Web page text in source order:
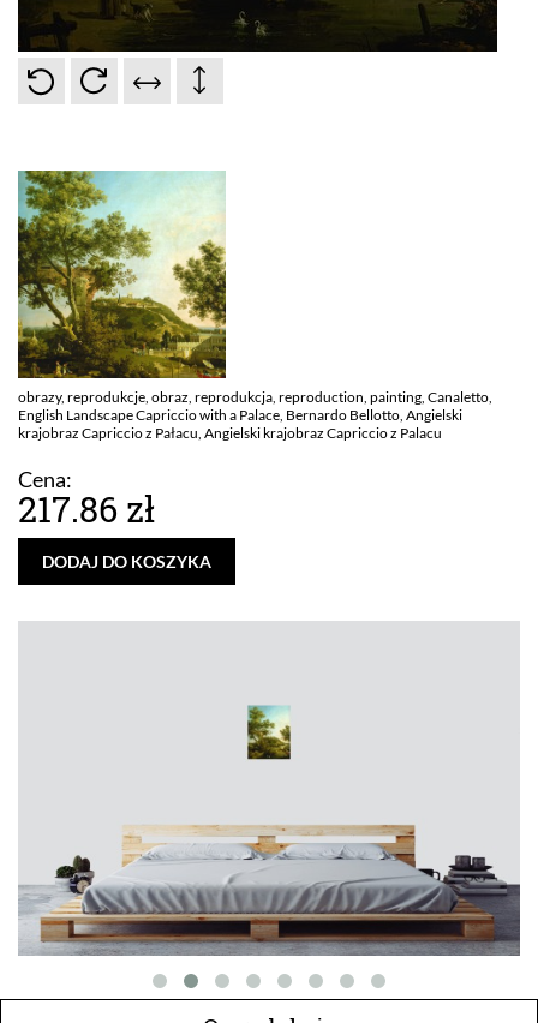
obrazy, reprodukcje, obraz, reprodukcja, reproduction, painting, Canaletto,
English Landscape Capriccio with a Palace, Bernardo Bellotto, Angielski
krajobraz Capriccio z Pałacu, Angielski krajobraz Capriccio z Palacu
Cena:
217.86 zł
DODAJ DO KOSZYKA